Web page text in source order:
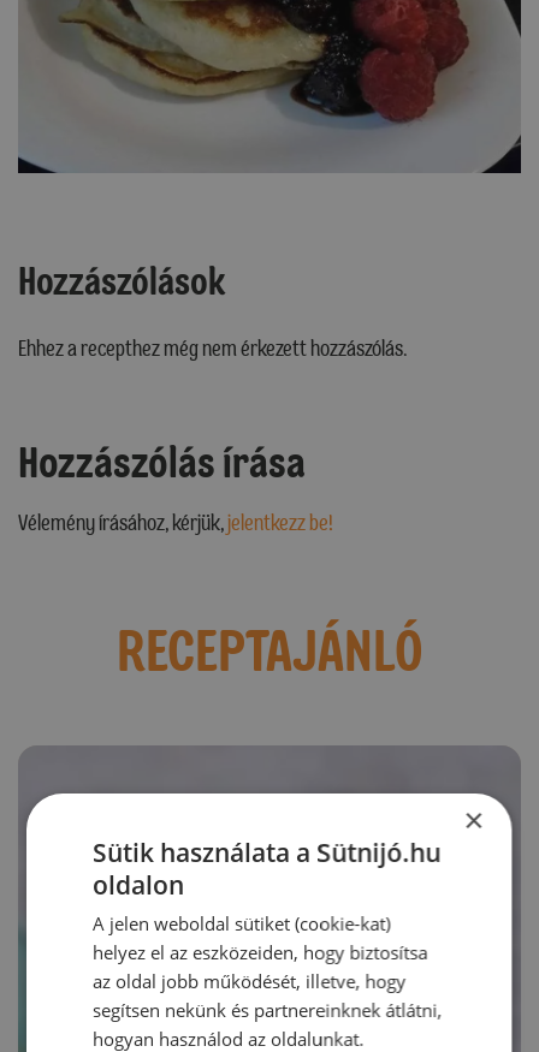
Hozzászólások
Ehhez a recepthez még nem érkezett hozzászólás.
Hozzászólás írása
Vélemény írásához, kérjük,jelentkezz be!
RECEPTAJÁNLÓ
×
Sütik használata a Sütnijó.hu
oldalon
A jelen weboldal sütiket (cookie-kat)
helyez el az eszközeiden, hogy biztosítsa
az oldal jobb működését, illetve, hogy
segítsen nekünk és partnereinknek átlátni,
hogyan használod az oldalunkat.